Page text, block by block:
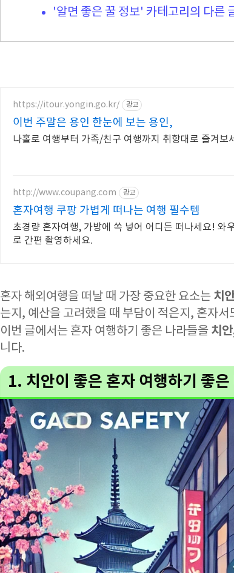
'알면 좋은 꿀 정보' 카테고리의 다른
https://itour.yongin.go.kr/ 광고
이번 주말은 용인 한눈에 보는 용인,
나홀로 여행부터 가족/친구 여행까지 취향대로 즐겨보
http://www.coupang.com 광고
혼자여행 쿠팡 가볍게 떠나는 여행 필수템
초경량 혼자여행, 가방에 쏙 넣어 어디든 떠나세요! 와
로 간편 촬영하세요.
혼자 해외여행을 떠날 때 가장 중요한 요소는 치
는지, 예산을 고려했을 때 부담이 적은지, 혼자
이번 글에서는 혼자 여행하기 좋은 나라들을 치
니다.
1. 치안이 좋은 혼자 여행하기 좋은